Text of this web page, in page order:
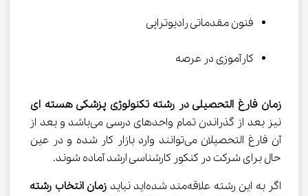
فنون مقدماتی رادیوتراپی
کارآموزی در عرصه
زمان فارغ التحصیلی در رشته تکنولوژی پزشکی هسته ای
نیز بعد از گذراندن تمام واحدهای درسی می‌باشد و بعد از
آن فارغ التحصیلان می‌توانند وارد بازار کار شده و در عین
حال برای شرکت در کنکور کارشناسی ارشد آماده شوند.
اگر به این رشته علاقه‌مند شده‌اید نباید
زمان انتخاب رشته